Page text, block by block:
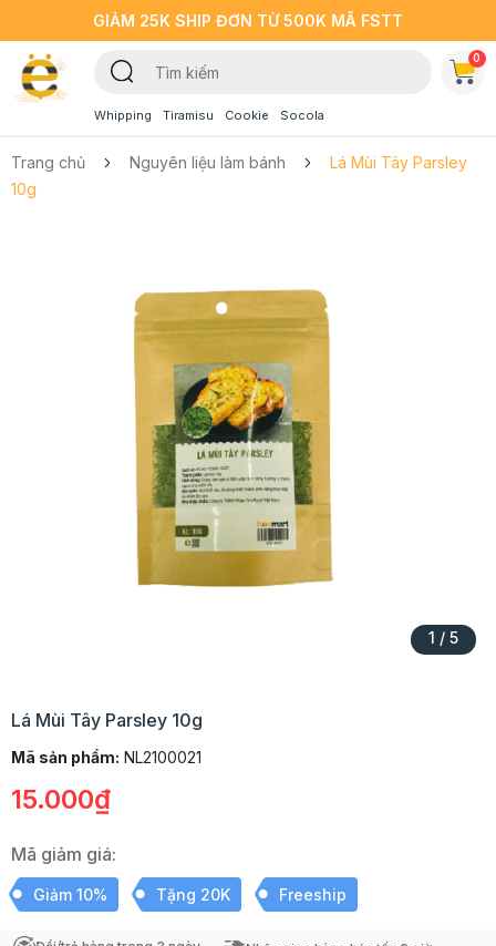
GIẢM 25K SHIP ĐƠN TỪ 500K MÃ FSTT
Whipping Tiramisu Cookie Socola
0
Trang chủ Nguyên liệu làm bánh
Lá Mùi Tây Parsley
10g
1 / 5
Lá Mùi Tây Parsley 10g
Mã sản phẩm: NL2100021
15.000₫
Mã giảm giá:
Giảm 10% Tặng 20K Freeship